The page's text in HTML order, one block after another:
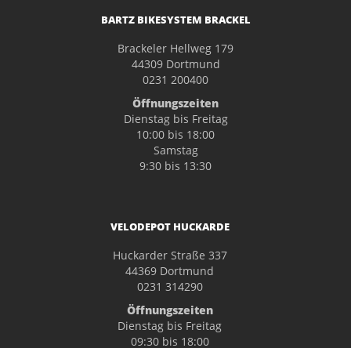
BARTZ BIKESYSTEM BRACKEL
Brackeler Hellweg 179
44309 Dortmund
0231 200400
Öffnungszeiten
Dienstag bis Freitag
10:00 bis 18:00
Samstag
9:30 bis 13:30
VELODEPOT HUCKARDE
Huckarder Straße 337
44369 Dortmund
0231 314290
Öffnungszeiten
Dienstag bis Freitag
09:30 bis 18:00